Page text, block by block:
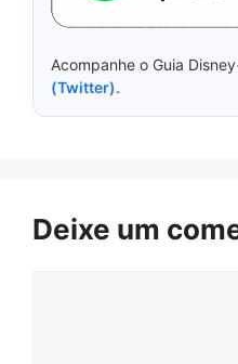
Acompanhe o Guia
(Twitter).
Deixe um